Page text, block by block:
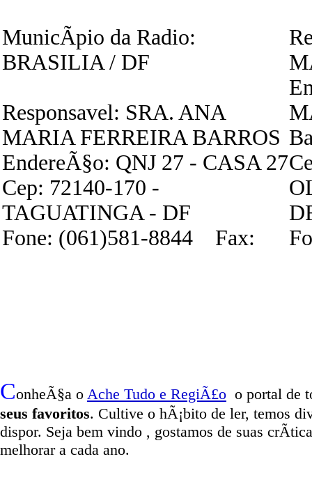
MunicÃ­pio da Radio:
BRASILIA / DF
Responsavel: SRA. ANA
MARIA FERREIRA BARROS
EndereÃ§o: QNJ 27 - CASA 27
Cep: 72140-170 -
TAGUATINGA - DF
Fone: (061)581-8844 Fax:
ConheÃ§a o Ache Tudo e RegiÃ£o o portal de
seus favoritos. Cultive o hÃ¡bito de ler, temos
dispor. Seja bem vindo , gostamos de suas
melhorar a cada ano.